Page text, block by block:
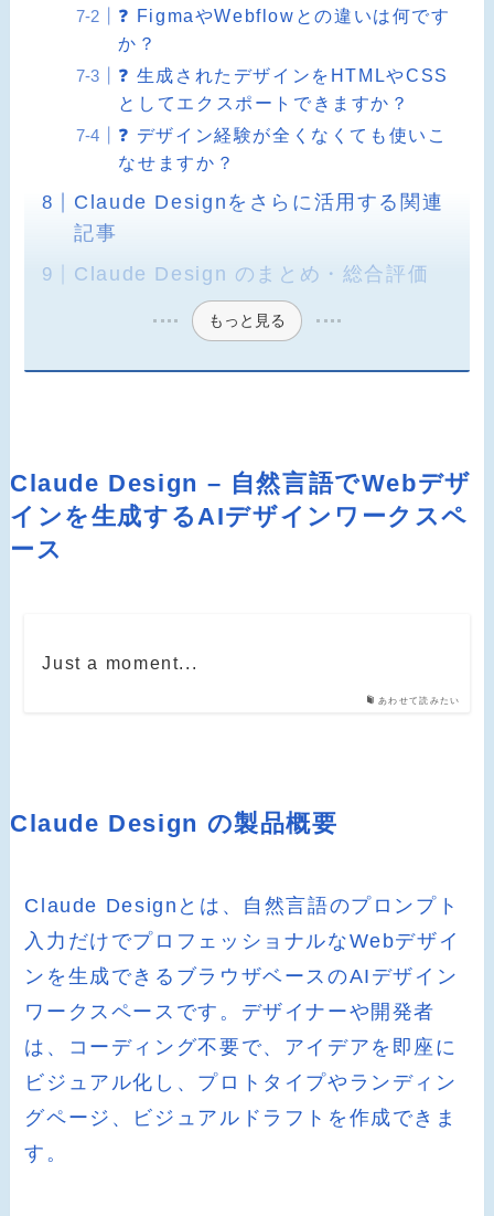
❓ FigmaやWebflowとの違いは何です
か？
❓ 生成されたデザインをHTMLやCSS
としてエクスポートできますか？
❓ デザイン経験が全くなくても使いこ
なせますか？
Claude Designをさらに活用する関連
記事
Claude Design のまとめ・総合評価
もっと見る
Claude Design – 自然言語でWebデザ
インを生成するAIデザインワークスペ
ース
あわせて読みたい
Just a moment...
Claude Design の製品概要
Claude Designとは、自然言語のプロンプト
入力だけでプロフェッショナルなWebデザイ
ンを生成できるブラウザベースのAIデザイン
ワークスペースです。デザイナーや開発者
は、コーディング不要で、アイデアを即座に
ビジュアル化し、プロトタイプやランディン
グページ、ビジュアルドラフトを作成できま
す。